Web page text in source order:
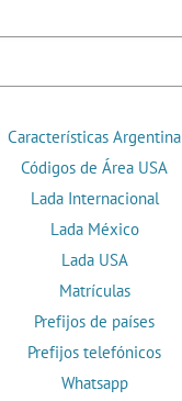
Características Argentina
Códigos de Área USA
Lada Internacional
Lada México
Lada USA
Matrículas
Prefijos de países
Prefijos telefónicos
Whatsapp